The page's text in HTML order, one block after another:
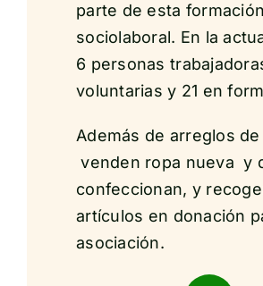
parte de esta formación
sociolaboral. En la
6 personas
voluntarias y 21 en
Además de arreglos
venden ropa nueva y
confeccionan, y
artículos en donación
asociación.